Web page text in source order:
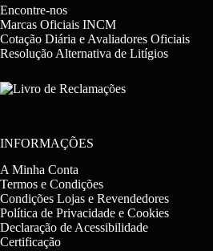
Encontre-nos
Marcas Oficiais INCM
Cotação Diária e Avaliadores Oficiais
Resolução Alternativa de Litígios
INFORMAÇÕES
A Minha Conta
Termos e Condições
Condições Lojas e Revendedores
Política de Privacidade e Cookies
Declaração de Acessibilidade
Certificação